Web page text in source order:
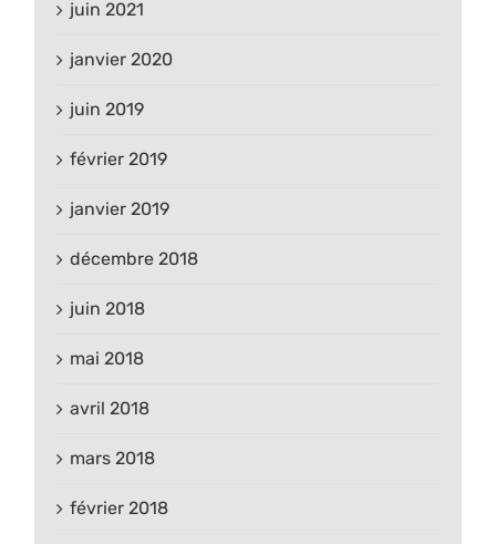
juin 2021
janvier 2020
juin 2019
février 2019
janvier 2019
décembre 2018
juin 2018
mai 2018
avril 2018
mars 2018
février 2018